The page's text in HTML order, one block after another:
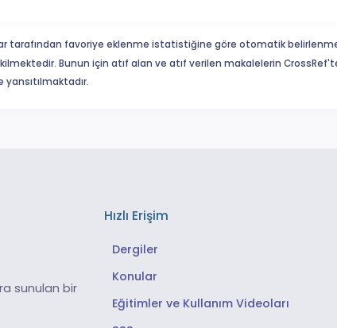
tarafından favoriye eklenme istatistiğine göre otomatik
Bunun için atıf alan ve atıf verilen makalelerin
sunulan bir
Hızlı Erişim
Dergiler
Konular
Eğitimler ve Kullanım Videoları